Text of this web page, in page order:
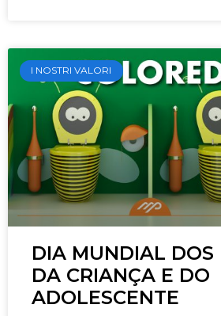
I NOSTRI VALORI
DIA MUNDIAL DOS
DA CRIANÇA E DO
ADOLESCENTE